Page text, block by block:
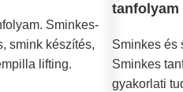
Sminkes-
smink készítés,
lifting.
tanfolyam
Sminkes és
Sminkes
gyakorlati